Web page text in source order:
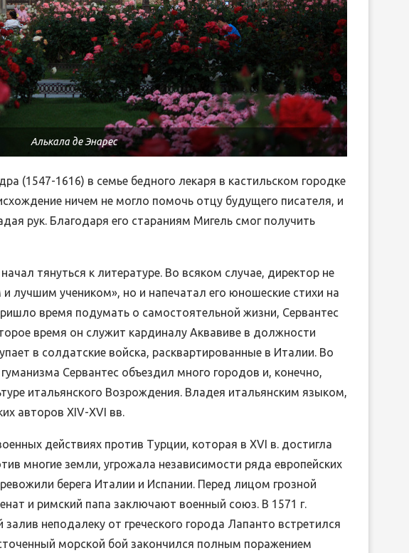
Алькала де Энарес
(1547-1616) в семье бедного лекаря в кастильском городке
ничем не могло помочь отцу будущего писателя, и
рук. Благодаря его стараниям Мигель смог получить
тянуться к литературе. Во всяком случае, директор не
лучшим учеником», но и напечатал его юношеские стихи на
время подумать о самостоятельной жизни, Сервантес
время он служит кардиналу Аквавиве в должности
в солдатские войска, расквартированные в Италии. Во
Сервантес объездил много городов и, конечно,
итальянского Возрождения. Владея итальянским языком,
авторов XIV-XVI вв.
действиях против Турции, которая в XVI в. достигла
многие земли, угрожала независимости ряда европейских
берега Италии и Испании. Перед лицом грозной
и римский папа заключают военный союз. В 1571 г.
неподалеку от греческого города Лапанто встретился
морской бой закончился полным поражением